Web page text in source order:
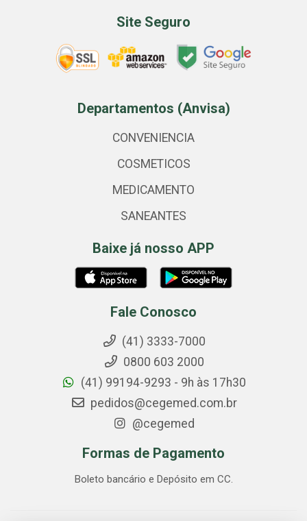
Site Seguro
Departamentos (Anvisa)
CONVENIENCIA
COSMETICOS
MEDICAMENTO
SANEANTES
Baixe já nosso APP
Fale Conosco
(41) 3333-7000
0800 603 2000
(41) 99194-9293 - 9h às 17h30
pedidos@cegemed.com.br
@cegemed
Formas de Pagamento
Boleto bancário e Depósito em CC.